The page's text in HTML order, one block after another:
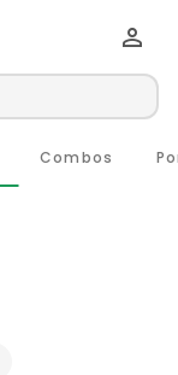
-
Combos